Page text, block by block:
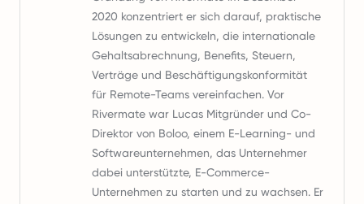
2020 konzentriert er sich darauf, praktische
Lösungen zu entwickeln, die internationale
Gehaltsabrechnung, Benefits, Steuern,
Verträge und Beschäftigungskonformität
für Remote-Teams vereinfachen. Vor
Rivermate war Lucas Mitgründer und Co-
Direktor von Boloo, einem E-Learning- und
Softwareunternehmen, das Unternehmer
dabei unterstützte, E-Commerce-
Unternehmen zu starten und zu wachsen. Er